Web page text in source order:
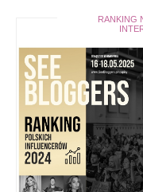
RANKING